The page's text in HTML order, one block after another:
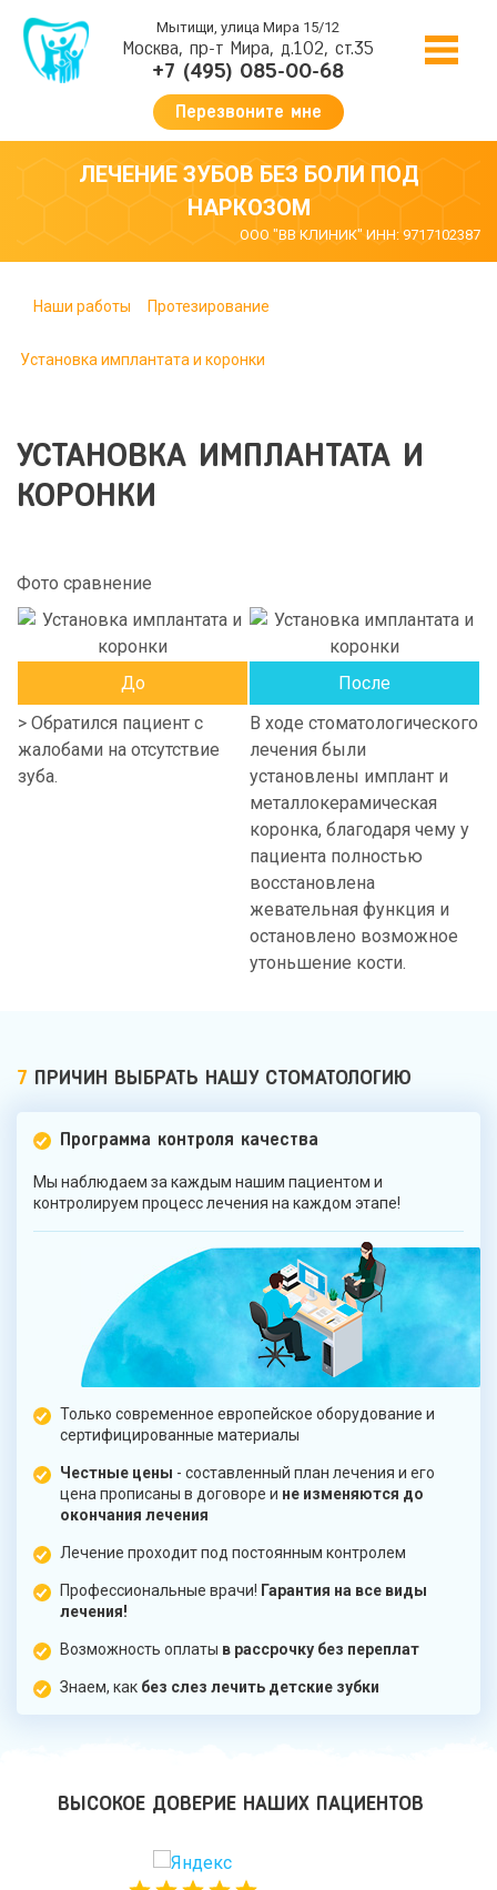
Мытищи, улица Мира 15/12
Москва, пр-т Мира, д.102, ст.35
+7 (495) 085-00-68
Перезвоните мне
ЛЕЧЕНИЕ ЗУБОВ БЕЗ БОЛИ ПОД
НАРКОЗОМ
ООО "ВВ КЛИНИК" ИНН: 9717102387
Наши работы Протезирование
Установка имплантата и коронки
УСТАНОВКА ИМПЛАНТАТА И
КОРОНКИ
Фото сравнение
До
> Обратился пациент с
жалобами на отсутствие
зуба.
После
В ходе стоматологического
лечения были
установлены имплант и
металлокерамическая
коронка, благодаря чему у
пациента полностью
восстановлена
жевательная функция и
остановлено возможное
утоньшение кости.
7 ПРИЧИН ВЫБРАТЬ НАШУ СТОМАТОЛОГИЮ
Программа контроля качества
Мы наблюдаем за каждым нашим пациентом и
контролируем процесс лечения на каждом этапе!
Только современное европейское оборудование и
сертифицированные материалы
Честные цены - составленный план лечения и его
цена прописаны в договоре и не изменяются до
окончания лечения
Лечение проходит под постоянным контролем
Профессиональные врачи! Гарантия на все виды
лечения!
Возможность оплаты в рассрочку без переплат
Знаем, как без слез лечить детские зубки
ВЫСОКОЕ ДОВЕРИЕ НАШИХ ПАЦИЕНТОВ